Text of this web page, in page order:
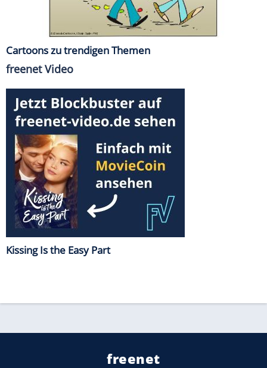
Cartoons zu trendigen Themen
freenet Video
Kissing Is the Easy Part
freenet